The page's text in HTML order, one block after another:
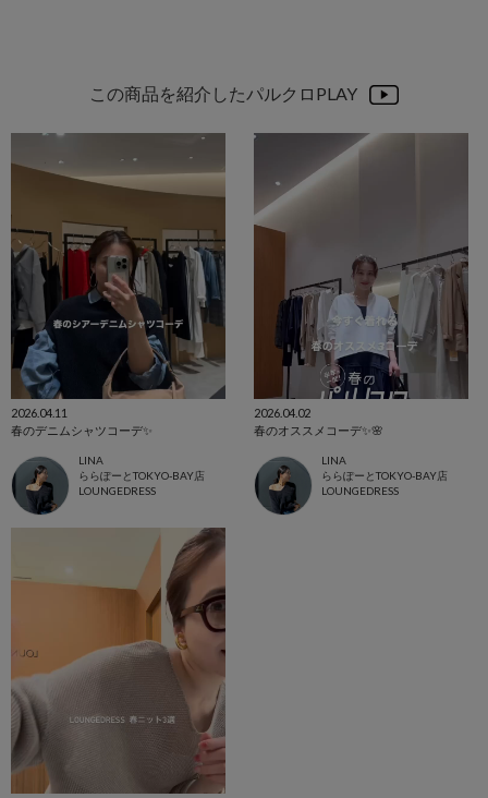
この商品を紹介したパルクロPLAY
2026.04.11
春のデニムシャツコーデ✨
LINA
ららぽーとTOKYO-BAY店
LOUNGEDRESS
2026.04.02
春のオススメコーデ✨🌸
LINA
ららぽーとTOKYO-BAY店
LOUNGEDRESS